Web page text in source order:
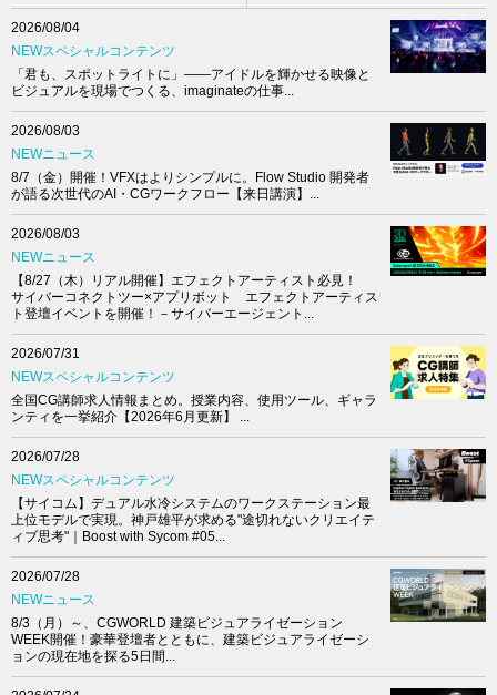
2026/08/04
NEWスペシャルコンテンツ
「君も、スポットライトに」――アイドルを輝かせる映像と
ビジュアルを現場でつくる、imaginateの仕事...
2026/08/03
NEWニュース
8/7（金）開催！VFXはよりシンプルに。Flow Studio 開発者
が語る次世代のAI・CGワークフロー【来日講演】...
2026/08/03
NEWニュース
【8/27（木）リアル開催】エフェクトアーティスト必見！
サイバーコネクトツー×アプリボット エフェクトアーティス
ト登壇イベントを開催！－サイバーエージェント...
2026/07/31
NEWスペシャルコンテンツ
全国CG講師求人情報まとめ。授業内容、使用ツール、ギャラ
ンティを一挙紹介【2026年6月更新】 ...
2026/07/28
NEWスペシャルコンテンツ
【サイコム】デュアル水冷システムのワークステーション最
上位モデルで実現。神戸雄平が求める"途切れないクリエイテ
ィブ思考"｜Boost with Sycom #05...
2026/07/28
NEWニュース
8/3（月）～、CGWORLD 建築ビジュアライゼーション
WEEK開催！豪華登壇者とともに、建築ビジュアライゼーシ
ョンの現在地を探る5日間...